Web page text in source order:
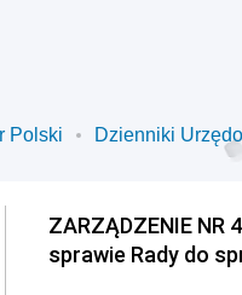
Polski Dzienniki
ZARZĄDZENIE NR
sprawie Rady do